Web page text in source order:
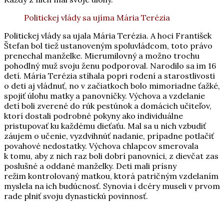
Politickej vlády sa ujíma Mária Terézia
Politickej vlády sa ujala Mária Terézia. A hoci František
Štefan bol tiež ustanoveným spoluvládcom, toto právo
prenechal manželke. Mierumilovný a možno trochu
pohodlný muž svoju ženu podporoval. Narodilo sa im 16
detí. Mária Terézia stíhala popri rodení a starostlivosti
o deti aj vládnuť, no v začiatkoch bolo mimoriadne ťažké,
spojiť úlohu matky a panovníčky. Výchova a vzdelanie
detí boli zverené do rúk pestúnok a domácich učiteľov,
ktorí dostali podrobné pokyny ako individuálne
pristupovať ku každému dieťaťu. Mal sa u nich vzbudiť
záujem o učenie, vyzdvihnúť nadanie, prípadne potlačiť
povahové nedostatky. Výchova chlapcov smerovala
k tomu, aby z nich raz boli dobrí panovníci, z dievčat zas
poslušné a oddané manželky. Deti mali prísny
režim kontrolovaný matkou, ktorá patričným vzdelaním
myslela na ich budúcnosť. Synovia i dcéry museli v prvom
rade plniť svoju dynastickú povinnosť.